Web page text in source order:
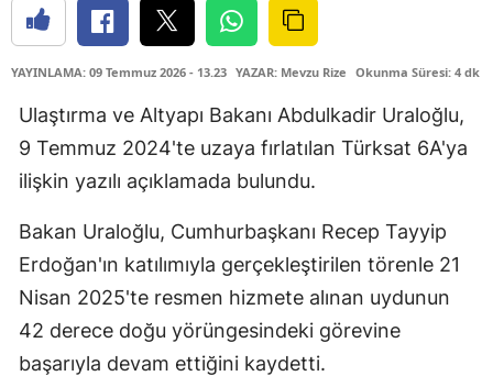
YAYINLAMA: 09 Temmuz 2026 - 13.23 YAZAR: Mevzu Rize Okunma Süresi: 4 dk
Ulaştırma ve Altyapı Bakanı Abdulkadir Uraloğlu,
9 Temmuz 2024'te uzaya fırlatılan Türksat 6A'ya
ilişkin yazılı açıklamada bulundu.
Bakan Uraloğlu, Cumhurbaşkanı Recep Tayyip
Erdoğan'ın katılımıyla gerçekleştirilen törenle 21
Nisan 2025'te resmen hizmete alınan uydunun
42 derece doğu yörüngesindeki görevine
başarıyla devam ettiğini kaydetti.